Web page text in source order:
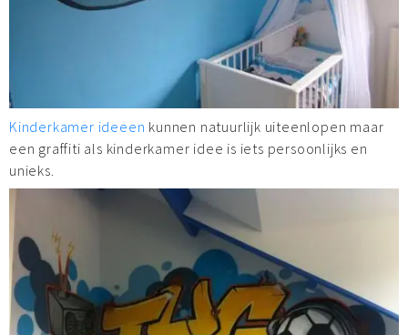
Kinderkamer ideeen kunnen natuurlijk uiteenlopen maar
een graffiti als kinderkamer idee is iets persoonlijks en
unieks.